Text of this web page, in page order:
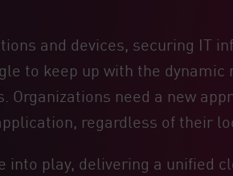
and devices, securing IT
to keep up with the dynamic
need a new
regardless of their
into play, delivering a unified